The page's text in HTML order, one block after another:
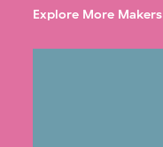
Explore More Makers